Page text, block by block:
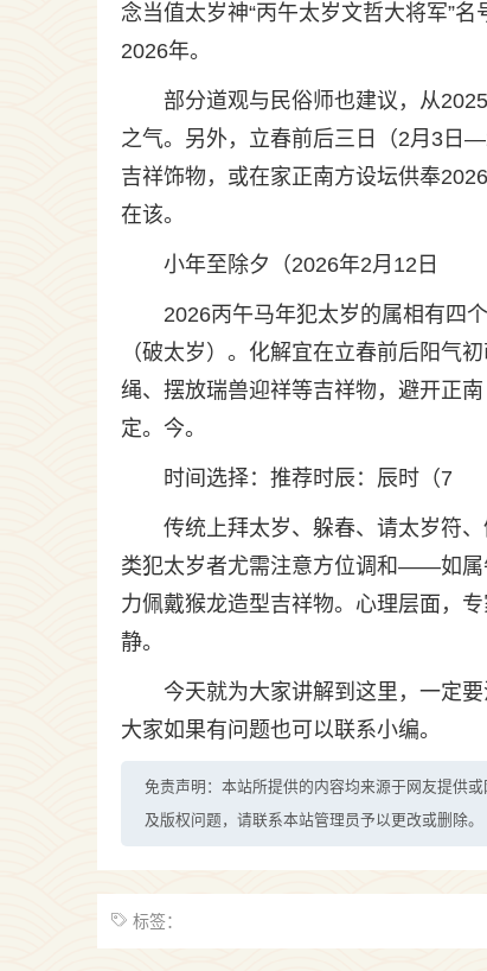
念当值太岁神“丙午太岁文哲大将军”
2026年。
部分道观与民俗师也建议，从
之气。另外，立春前后三日（2月3日
吉祥饰物，或在家正南方设坛供奉
在该。
小年至除夕（2026年2月12日
2026丙午马年犯太岁的属相有四
（破太岁）。化解宜在立春前后阳气
绳、摆放瑞兽迎祥等吉祥物，避开正
定。今。
时间选择：推荐时辰：辰时（7
传统上拜太岁、躲春、请太岁符
类犯太岁者尤需注意方位调和——如属
力佩戴猴龙造型吉祥物。心理层面，
静。
今天就为大家讲解到这里，一定
大家如果有问题也可以联系小编。
免责声明：本站所提供的内容均来源于网友提供
及版权问题，请联系本站管理员予以更改或删除。
标签：